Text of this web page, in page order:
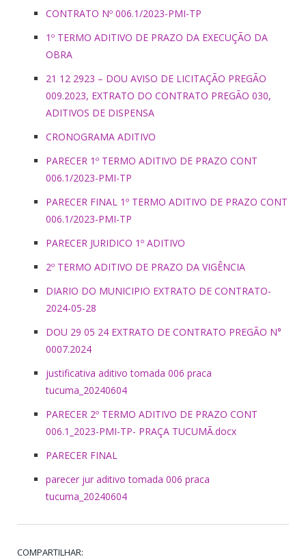
CONTRATO Nº 006.1/2023-PMI-TP
1º TERMO ADITIVO DE PRAZO DA EXECUÇÃO DA
OBRA
21 12 2923 – DOU AVISO DE LICITAÇÃO PREGÃO
009.2023, EXTRATO DO CONTRATO PREGÃO 030,
ADITIVOS DE DISPENSA
CRONOGRAMA ADITIVO
PARECER 1º TERMO ADITIVO DE PRAZO CONT
006.1/2023-PMI-TP
PARECER FINAL 1º TERMO ADITIVO DE PRAZO CONT
006.1/2023-PMI-TP
PARECER JURIDICO 1º ADITIVO
2º TERMO ADITIVO DE PRAZO DA VIGÊNCIA
DIARIO DO MUNICIPIO EXTRATO DE CONTRATO-
2024-05-28
DOU 29 05 24 EXTRATO DE CONTRATO PREGÃO N°
0007.2024
justificativa aditivo tomada 006 praca
tucuma_20240604
PARECER 2º TERMO ADITIVO DE PRAZO CONT
006.1_2023-PMI-TP- PRAÇA TUCUMÃ.docx
PARECER FINAL
parecer jur aditivo tomada 006 praca
tucuma_20240604
COMPARTILHAR: